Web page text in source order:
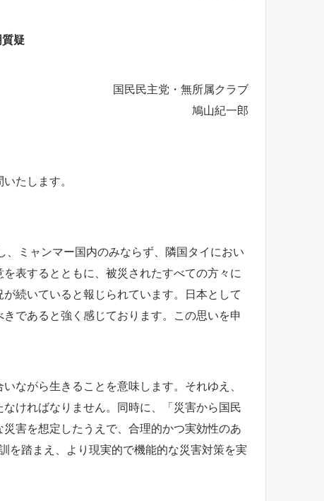
質疑
国民民主党・無所属クラブ
鳩山紀一郎
たします。
ミャンマー国内のみならず、隣国タイにおい
表するとともに、被災されたすべての方々に
続いていると報じられています。日本として
であると強く感じております。この思いを申
ながら生きることを意味します。それゆえ、
ければなりません。同時に、「災害から国民
害を想定したうえで、合理的かつ実効性のあ
を踏まえ、より現実的で機能的な災害対策を実